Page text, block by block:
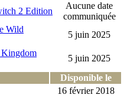
2 Edition
Aucune date
communiquée
Wild
5 juin 2025
Kingdom
5 juin 2025
Disponible le
16 février 2018